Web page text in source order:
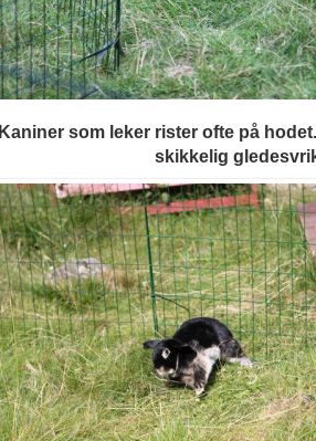
Kaniner som leker rister ofte på
skikkelig